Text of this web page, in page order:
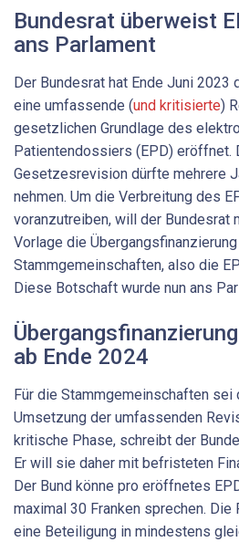
Bundesrat überweist
ans Parlament
Der Bundesrat hat Ende Juni 2023
eine umfassende (und kritisierte)
gesetzlichen Grundlage des
Patientendossiers (EPD) eröffnet.
Gesetzesrevision dürfte mehrere
nehmen. Um die Verbreitung des
voranzutreiben, will der Bundesrat
Vorlage die
Stammgemeinschaften, also die
Diese Botschaft wurde nun ans
ab Ende 2024
Für die Stammgemeinschaften
Umsetzung der umfassenden
kritische Phase, schreibt der
Er will sie daher mit befristeten
Der Bund könne pro eröffnetes
maximal 30 Franken sprechen. Die
eine Beteiligung in mindestens